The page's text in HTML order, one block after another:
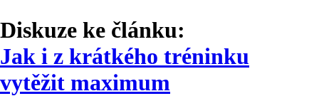
Diskuze ke článku:
Jak i z krátkého tréninku
vytěžit maximum